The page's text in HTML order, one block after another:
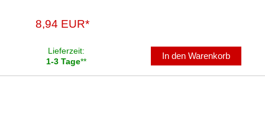
8,94 EUR*
Lieferzeit:
1-3 Tage**
In den Warenkorb